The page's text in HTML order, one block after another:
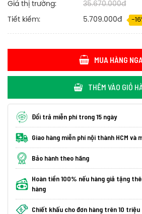
Giá thị trường: 35.670.000đ
Tiết kiếm: 5.709.000đ -
MUA HÀNG
THÊM VÀO GIỎ
Đổi trả miễn phí trong 15 ngày
Giao hàng miễn phí nội thành HCM và
Bảo hành theo hãng
Hoàn tiền 100% nếu hàng giả tặng
hàng
Chiết khấu cho đơn hàng trên 10 triệu